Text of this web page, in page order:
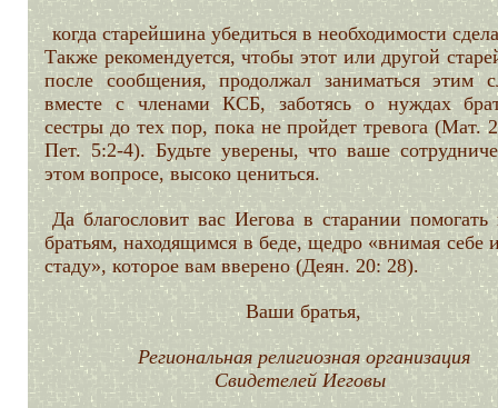
когда старейшина убедиться в необходимости
Также рекомендуется, чтобы этот или другой
после сообщения, продолжал заниматься этим
вместе с членами КСБ, заботясь о нуждах
сестры до тех пор, пока не пройдет тревога (Мат.
Пет. 5:2-4). Будьте уверены, что ваше
этом вопросе, высоко цениться.
Да благословит вас Иегова в старании
братьям, находящимся в беде, щедро «внимая себе
стаду», которое вам вверено (Деян. 20: 28).
Ваши братья,
Региональная религиозная организация
Свидетелей Иеговы